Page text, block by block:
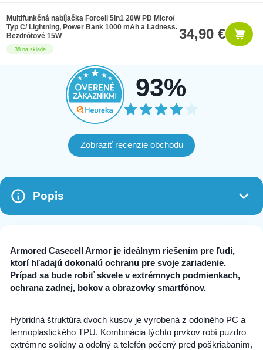
38 na sklade
Multifunkčná nabíjačka Forcell 5in1 20W PD Micro/
Typ C/ Lightning, Power Bank 1000 mAh a Ladness.
Bezdrôtové 15W
34,90 €
93%
Zobraziť recenzie obchodu
Popis
Armored Casecell Armor je ideálnym riešením pre ľudí,
ktorí hľadajú dokonalú ochranu pre svoje zariadenie.
Prípad sa bude robiť skvele v extrémnych podmienkach,
ochrana zadnej, bokov a obrazovky smartfónov.
Hybridná štruktúra dvoch kusov je vyrobená z odolného PC a
termoplastického TPU. Kombinácia týchto prvkov robí puzdro
extrémne solídny a odolný a telefón pečený pred poškriabaním,